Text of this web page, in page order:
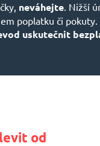
neváhejte. Nižší
poplatku či pokuty.
uskutečnit
od